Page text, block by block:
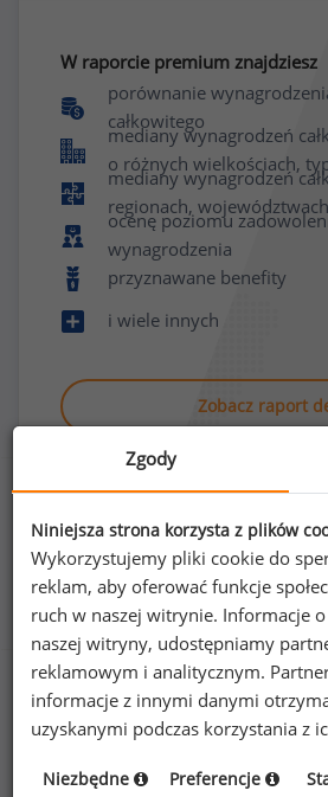
W raporcie premium znajdziesz
porównanie
całkowitego
mediany wynagrodzeń
o różnych wielkościach,
mediany wynagrodzeń
regionach,
ocenę poziomu
wynagrodzenia
przyznawane benefity
i wiele innych
Zobacz raport
Jak uzyskać dostęp
Zgody
Niniejsza strona korzysta z plików
Wykorzystujemy pliki cookie do
reklam, aby oferować funkcje
ruch w naszej witrynie. Informacje
naszej witryny, udostępniamy
reklamowym i analitycznym.
informacje z innymi danymi
uzyskanymi podczas korzystania z
Niezbędne Preferencje